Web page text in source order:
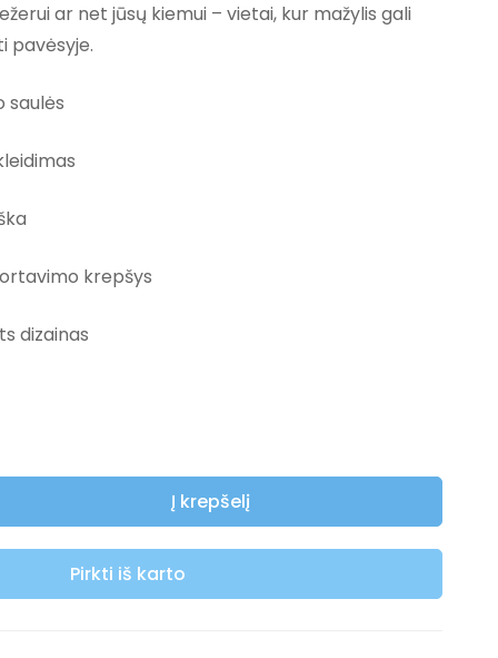
ar net jūsų kiemui – vietai, kur mažylis gali
pavėsyje.
saulės
krepšys
dizainas
Į krepšelį
Pirkti iš karto